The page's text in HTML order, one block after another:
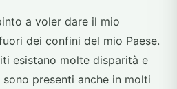
a voler dare il mio
dei confini del mio Paese.
esistano molte disparità e
presenti anche in molti